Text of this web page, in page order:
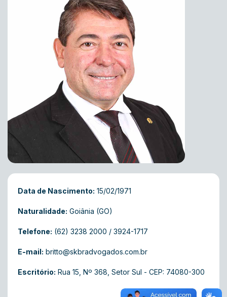
Data de Nascimento: 15/02/1971
Naturalidade: Goiânia (GO)
Telefone: (62) 3238 2000 / 3924-1717
E-mail: britto@skbradvogados.com.br
Escritório: Rua 15, Nº 368 , Setor Sul - CEP: 74080-300